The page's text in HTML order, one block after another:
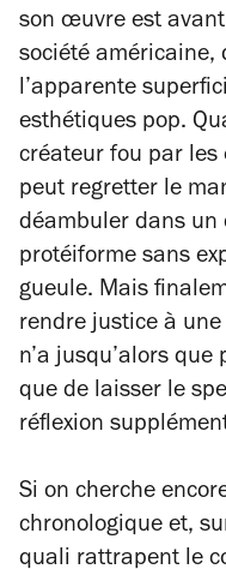
son œuvre est
société américaine,
l’apparente
esthétiques pop.
créateur fou par les
peut regretter le
déambuler dans un
protéiforme sans
gueule. Mais
rendre justice à
n’a jusqu’alors
que de laisser le
réflexion
Si on cherche
chronologique et,
quali rattrapent le